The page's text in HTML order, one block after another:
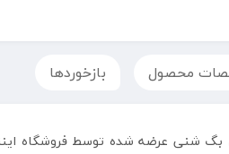
محصول بازخوردها
بگ شنی عرضه شده توسط